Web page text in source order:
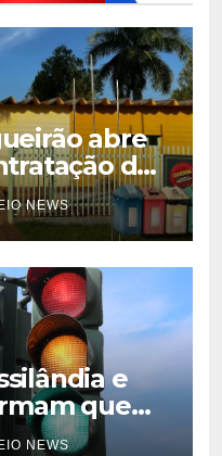
abre
de
NEWS
e
que
ruas Amin
NEWS